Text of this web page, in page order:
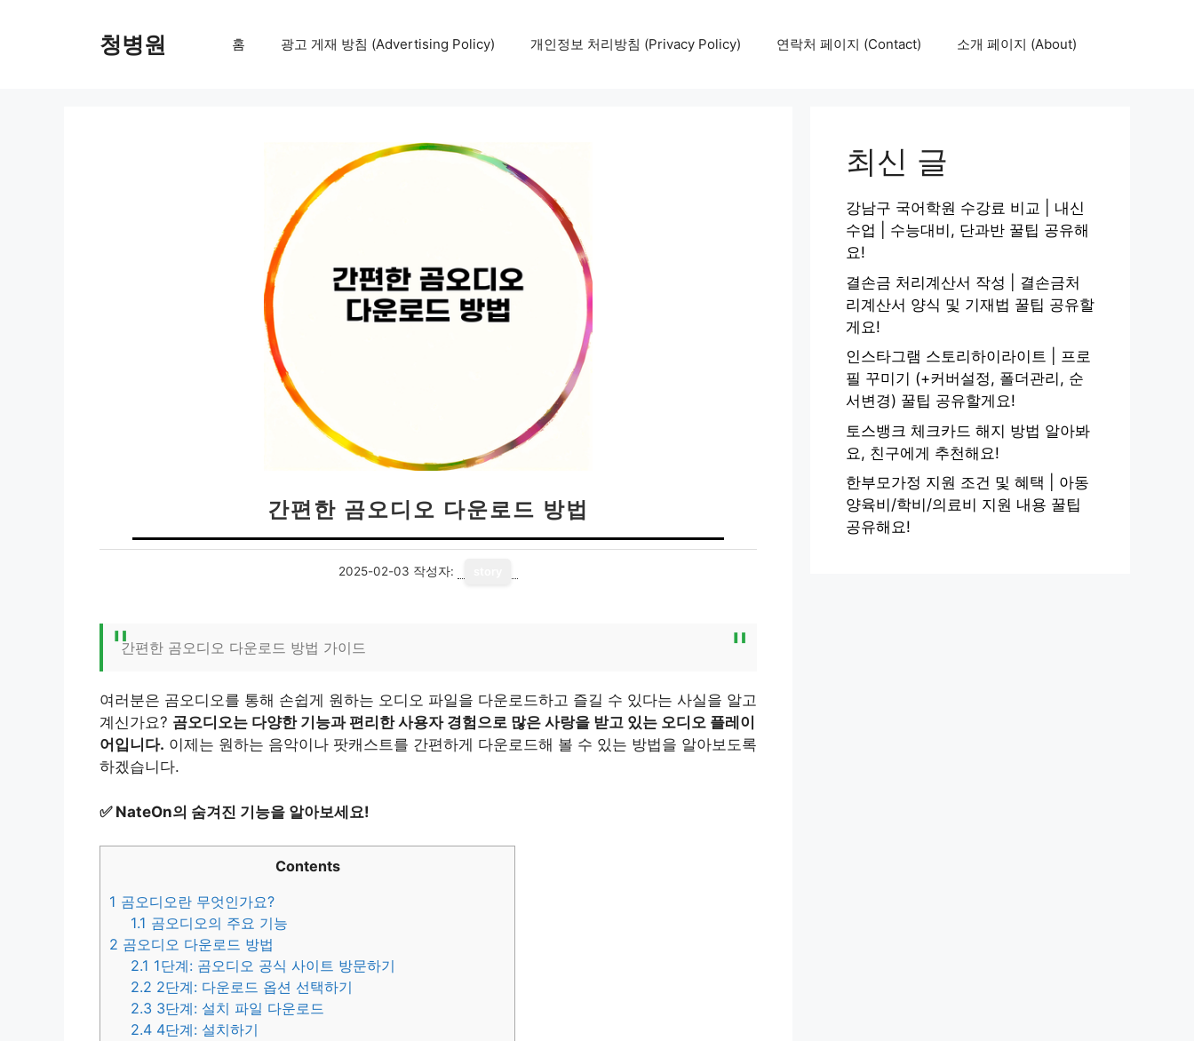
청병원 홈 광고 게재 방침 (Advertising Policy) 개인정보 처리방침 (Privacy Policy) 연락처 페이지 (Contact) 소개 페이지 (About)
간편한 곰오디오 다운로드 방법
2025-02-03 작성자:
간편한 곰오디오 다운로드 방법 가이드
여러분은 곰오디오를 통해 손쉽게 원하는 오디오 파일을 다운로드하고 즐길 수 있다는 사실을 알고
계신가요? 곰오디오는 다양한 기능과 편리한 사용자 경험으로 많은 사랑을 받고 있는 오디오 플레이
어입니다. 이제는 원하는 음악이나 팟캐스트를 간편하게 다운로드해 볼 수 있는 방법을 알아보도록
하겠습니다.
✅ NateOn의 숨겨진 기능을 알아보세요!
Contents
1 곰오디오란 무엇인가요?
1.1 곰오디오의 주요 기능
2 곰오디오 다운로드 방법
2.1 1단계: 곰오디오 공식 사이트 방문하기
2.2 2단계: 다운로드 옵션 선택하기
2.3 3단계: 설치 파일 다운로드
2.4 4단계: 설치하기
최신 글
강남구 국어학원 수강료 비교 | 내신
수업 | 수능대비, 단과반 꿀팁 공유해
요!
결손금 처리계산서 작성 | 결손금처
리계산서 양식 및 기재법 꿀팁 공유할
게요!
인스타그램 스토리하이라이트 | 프로
필 꾸미기 (+커버설정, 폴더관리, 순
서변경) 꿀팁 공유할게요!
토스뱅크 체크카드 해지 방법 알아봐
요, 친구에게 추천해요!
한부모가정 지원 조건 및 혜택 | 아동
양육비/학비/의료비 지원 내용 꿀팁
공유해요!